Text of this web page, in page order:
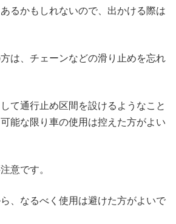
るかもしれないので、出かける際は
は、チェーンなどの滑り止めを忘れ
て通行止め区間を設けるようなこと
能な限り車の使用は控えた方がよい
意です。
、なるべく使用は避けた方がよいで